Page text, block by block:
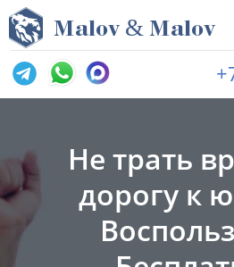
Malov & Malov
Не трать
дорогу к